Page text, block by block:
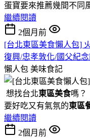
蛋寶要來推薦幾間不同
繼續閱讀
2個月前
[台北東區美食懶人包]
復興/忠孝敦化/國父紀
懶人包 美味食記
想找台北東區美食嗎？
要好吃又有氣氛的東區
繼續閱讀
2個月前